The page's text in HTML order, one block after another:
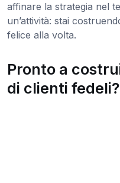
affinare la strategia nel
un’attività: stai
felice alla volta.
Pronto a
di clienti fedeli?